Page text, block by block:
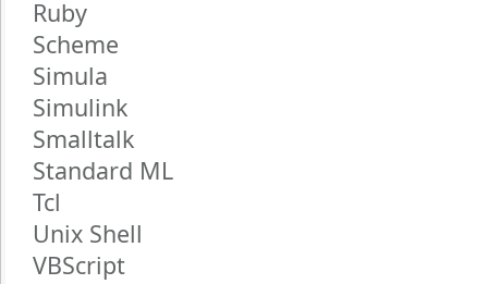
Ruby
Scheme
Simula
Simulink
Smalltalk
Standard ML
Tcl
Unix Shell
VBScript